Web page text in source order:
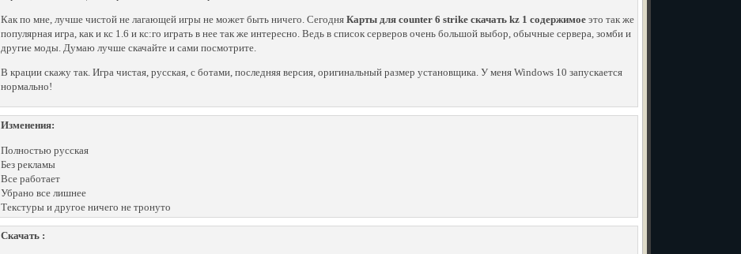
Как по мне, лучше чистой не лагающей игры не может быть ничего. Сегодня Карты для counter 6 strike скачать kz 1 содержимое это так же
популярная игра, как и кс 1.6 и кс:го играть в нее так же интересно. Ведь в список серверов очень большой выбор, обычные сервера, зомби и
другие моды. Думаю лучше скачайте и сами посмотрите.
В крации скажу так. Игра чистая, русская, с ботами, последняя версия, оригинальный размер установщика. У меня Windows 10 запускается
нормально!
Изменения:
Полностью русская
Без рекламы
Все работает
Убрано все лишнее
Текстуры и другое ничего не тронуто
Скачать :